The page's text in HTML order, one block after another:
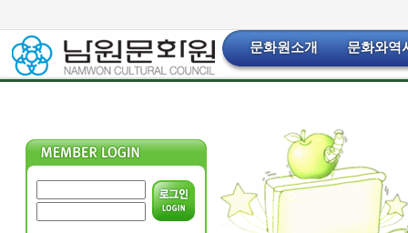
문화원소개 문화와역